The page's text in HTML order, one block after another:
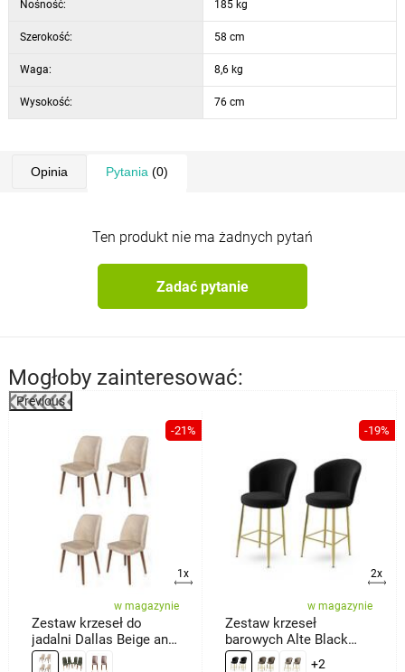
Nośność: 185 kg
Szerokość: 58 cm
Waga: 8,6 kg
Wysokość: 76 cm
Opinia Pytania (0)
Ten produkt nie ma żadnych pytań
Zadać pytanie
Mogłoby zainteresować:
Previous
-21%
1x
w magazynie
Zestaw krzeseł do
jadalni Dallas Beige and
Brown, 4 szt.
-19%
2x
w magazynie
Zestaw krzeseł
barowych Alte Black
and Gold, 2 szt.+2